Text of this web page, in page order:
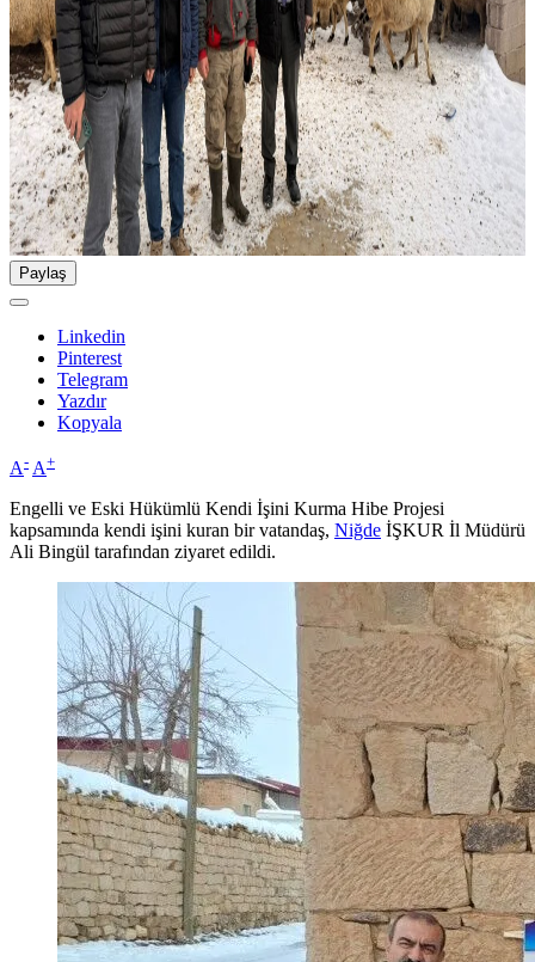
Paylaş
Linkedin
Pinterest
Telegram
Yazdır
Kopyala
A- A+
Engelli ve Eski Hükümlü Kendi İşini Kurma Hibe Projesi
kapsamında kendi işini kuran bir vatandaş, Niğde İŞKUR İl Müdürü
Ali Bingül tarafından ziyaret edildi.